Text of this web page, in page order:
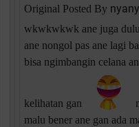
Original Posted By
wkwkwkwk ane juga
ane nongol pas ane lagi
bisa ngimbangin celana
kelihatan gan
malu bener ane gan ada